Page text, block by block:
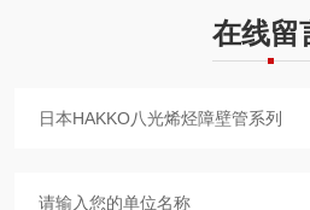
在线留